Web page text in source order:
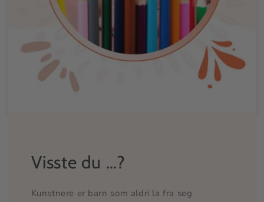
Visste du …?
Kunstnere er barn som aldri la fra seg